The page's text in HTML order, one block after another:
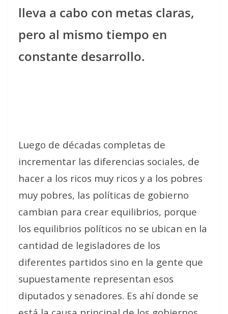
lleva a cabo con metas claras,
pero al mismo tiempo en
constante desarrollo.
Luego de décadas completas de
incrementar las diferencias sociales, de
hacer a los ricos muy ricos y a los pobres
muy pobres, las políticas de gobierno
cambian para crear equilibrios, porque
los equilibrios políticos no se ubican en la
cantidad de legisladores de los
diferentes partidos sino en la gente que
supuestamente representan esos
diputados y senadores. Es ahí donde se